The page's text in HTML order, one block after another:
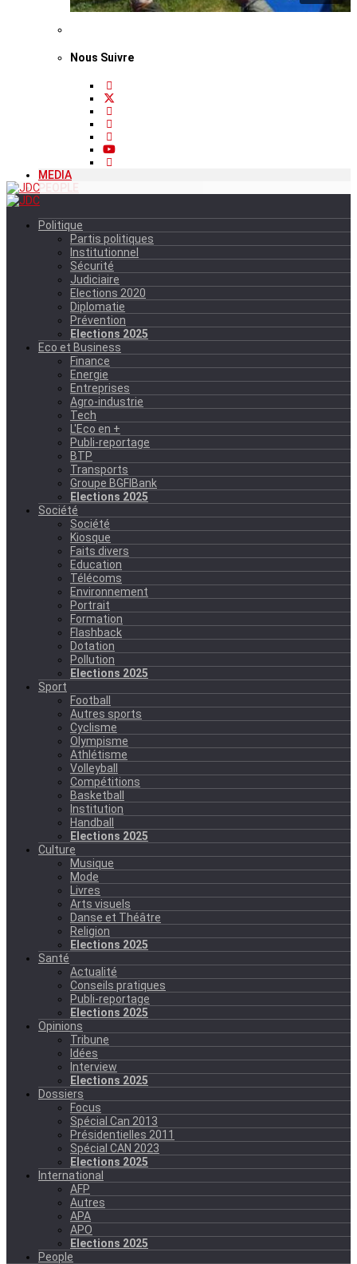
Nous Suivre
MEDIA
PEOPLE
Politique
Partis politiques
Institutionnel
Sécurité
Judiciaire
Elections 2020
Diplomatie
Prévention
Elections 2025
Eco et Business
Finance
Energie
Entreprises
Agro-industrie
Tech
L'Eco en +
Publi-reportage
BTP
Transports
Groupe BGFIBank
Elections 2025
Société
Société
Kiosque
Faits divers
Education
Télécoms
Environnement
Portrait
Formation
Flashback
Dotation
Pollution
Elections 2025
Sport
Football
Autres sports
Cyclisme
Olympisme
Athlétisme
Volleyball
Compétitions
Basketball
Institution
Handball
Elections 2025
Culture
Musique
Mode
Livres
Arts visuels
Danse et Théâtre
Religion
Elections 2025
Santé
Actualité
Conseils pratiques
Publi-reportage
Elections 2025
Opinions
Tribune
Idées
Interview
Elections 2025
Dossiers
Focus
Spécial Can 2013
Présidentielles 2011
Spécial CAN 2023
Elections 2025
International
AFP
Autres
APA
APO
Elections 2025
People